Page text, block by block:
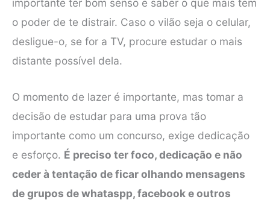
importante ter bom senso e saber o que mais tem
o poder de te distrair. Caso o vilão seja o celular,
desligue-o, se for a TV, procure estudar o mais
distante possível dela.
O momento de lazer é importante, mas tomar a
decisão de estudar para uma prova tão
importante como um concurso, exige dedicação
e esforço. É preciso ter foco, dedicação e não
ceder à tentação de ficar olhando mensagens
de grupos de whataspp, facebook e outros